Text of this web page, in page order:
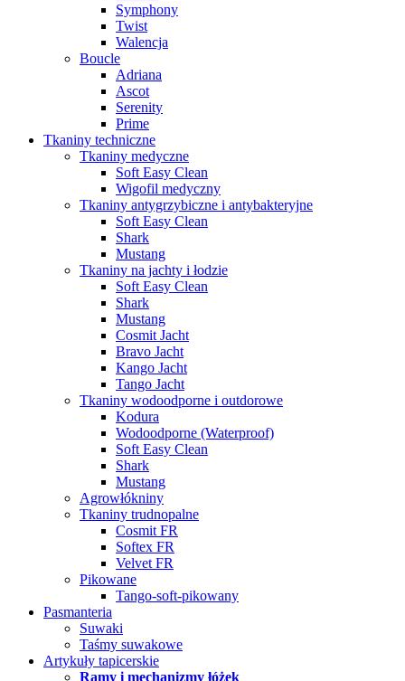
Symphony
Twist
Walencja
Boucle
Adriana
Ascot
Serenity
Prime
Tkaniny techniczne
Tkaniny medyczne
Soft Easy Clean
Wigofil medyczny
Tkaniny antygrzybiczne i antybakteryjne
Soft Easy Clean
Shark
Mustang
Tkaniny na jachty i łodzie
Soft Easy Clean
Shark
Mustang
Cosmit Jacht
Bravo Jacht
Kango Jacht
Tango Jacht
Tkaniny wodoodporne i outdorowe
Kodura
Wodoodporne (Waterproof)
Soft Easy Clean
Shark
Mustang
Agrowłókniny
Tkaniny trudnopalne
Cosmit FR
Softex FR
Velvet FR
Pikowane
Tango-soft-pikowany
Pasmanteria
Suwaki
Taśmy suwakowe
Artykuły tapicerskie
Ramy i mechanizmy łóżek